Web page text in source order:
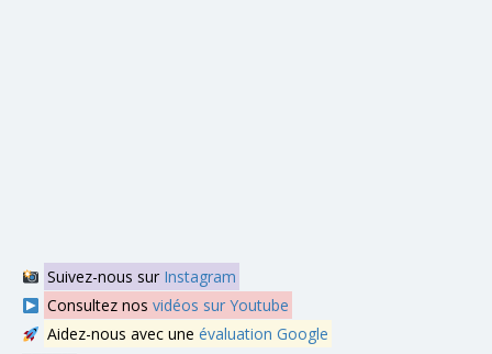
Suivez-nous sur Instagram
Consultez nos vidéos sur Youtube
Aidez-nous avec une évaluation Google